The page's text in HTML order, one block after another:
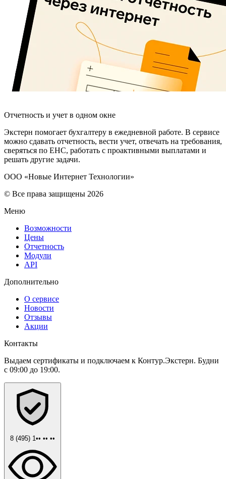
Отчетность и учет в одном окне
Экстерн помогает бухгалтеру в ежедневной работе. В сервисе
можно сдавать отчетность, вести учет, отвечать на требования,
сверяться по ЕНС, работать с проактивными выплатами и
решать другие задачи.
ООО «Новые Интернет Технологии»
© Все права защищены 2026
Меню
Возможности
Цены
Отчетность
Модули
API
Дополнительно
О сервисе
Новости
Отзывы
Акции
Контакты
Выдаем сертификаты и подключаем к Контур.Экстерн. Будни
с 09:00 до 19:00.
8 (495) 1•• •• ••